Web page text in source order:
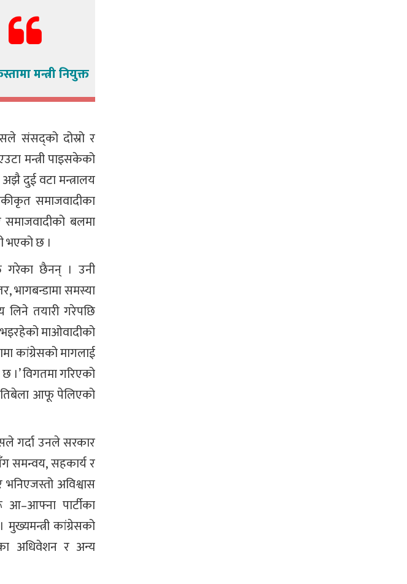
मन्त्री नियुक्त
संसद्को दोस्रो र
मन्त्री पाइसकेको
दुई वटा मन्त्रालय
समाजवादीका
बलमा
भएको छ ।
गरेका छैनन् । उनी
भागबन्डामा समस्या
लिने तयारी गरेपछि
माओवादीको
कांग्रेसको मागलाई
।’ विगतमा गरिएको
आफू पेलिएको
गर्दा उनले सरकार
समन्वय, सहकार्य र
अविश्वास
पार्टीका
कांग्रेसको
अधिवेशन र अन्य